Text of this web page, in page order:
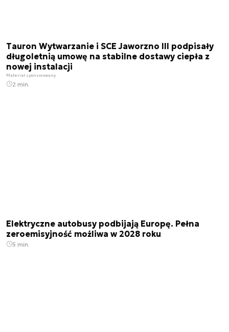
Tauron Wytwarzanie i SCE Jaworzno III podpisały
długoletnią umowę na stabilne dostawy ciepła z
nowej instalacji
Materiał sponsorowany
2 min.
Elektryczne autobusy podbijają Europę. Pełna
zeroemisyjność możliwa w 2028 roku
5 min.